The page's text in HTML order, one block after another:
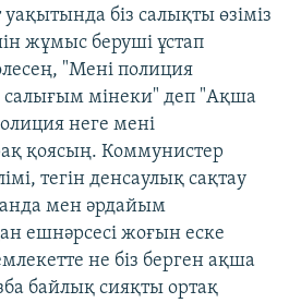
біз салықты өзіміз
жұмыс беруші ұстап
"Мені полиция
салығым мінеки" деп "Ақша
неге мені
қоясың. Коммунистер
тегін денсаулық сақтау
мен әрдайым
ешнәрсесі жоғын еске
не біз берген ақша
байлық сияқты ортақ